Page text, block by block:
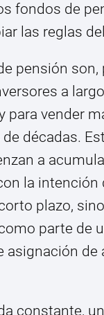
fondos de
las reglas
pensión son,
a
para vender
décadas.
a
la intención
plazo,
parte de
asignación de
constante,